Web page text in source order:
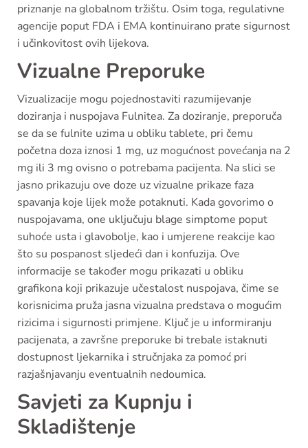
priznanje na globalnom tržištu. Osim toga, regulativne
agencije poput FDA i EMA kontinuirano prate sigurnost
i učinkovitost ovih lijekova.
Vizualne Preporuke
Vizualizacije mogu pojednostaviti razumijevanje
doziranja i nuspojava Fulnitea. Za doziranje, preporuča
se da se fulnite uzima u obliku tablete, pri čemu
početna doza iznosi 1 mg, uz mogućnost povećanja na 2
mg ili 3 mg ovisno o potrebama pacijenta. Na slici se
jasno prikazuju ove doze uz vizualne prikaze faza
spavanja koje lijek može potaknuti. Kada govorimo o
nuspojavama, one uključuju blage simptome poput
suhoće usta i glavobolje, kao i umjerene reakcije kao
što su pospanost sljedeći dan i konfuzija. Ove
informacije se također mogu prikazati u obliku
grafikona koji prikazuje učestalost nuspojava, čime se
korisnicima pruža jasna vizualna predstava o mogućim
rizicima i sigurnosti primjene. Ključ je u informiranju
pacijenata, a završne preporuke bi trebale istaknuti
dostupnost ljekarnika i stručnjaka za pomoć pri
razjašnjavanju eventualnih nedoumica.
Savjeti za Kupnju i
Skladištenje